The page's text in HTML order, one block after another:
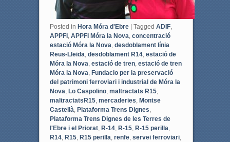
Posted in Hora Móra d'Ebre Tagged ADIF,
APPFI , APPFI Móra la Nova, concentració
estació Móra la Nova, desdoblament línia
Reus-Lleida, desdoblament R14, estació de
Móra la Nova, estació de tren, estació de tren
Móra la Nova, Fundacio per la preservació
del patrimoni ferroviari i industrial de Móra la
Nova, Lo Caspolino, maltractats R15,
maltractatsR15, mercaderies, Montse
Castellà, Plataforma Trens Dignes,
Plataforma Trens Dignes de les Terres de
l'Ebre i el Priorat, R-14, R-15, R-15 perilla,
R14, R15, R15 perilla, renfe, servei ferroviari,